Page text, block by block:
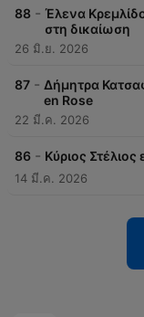
88 - Έλενα
στη δικαίωση
26 มิ.ย. 2026
87 - Δήμητρα
en Rose
22 มี.ค. 2026
86 - Κύριος
14 มี.ค. 2026